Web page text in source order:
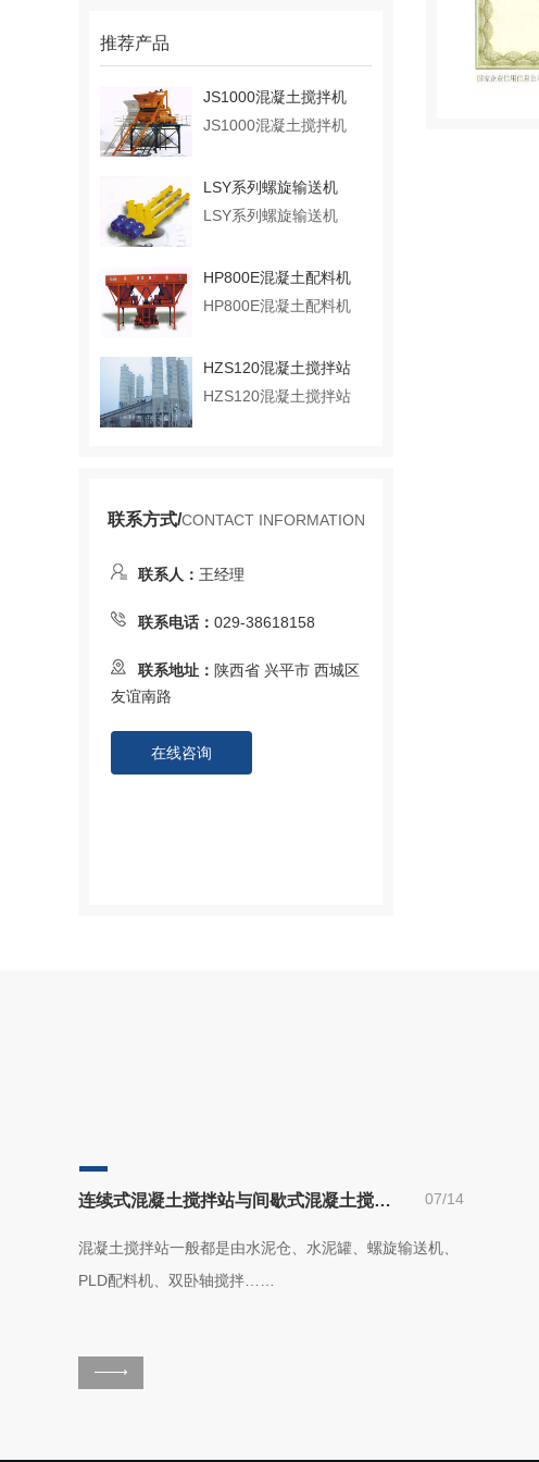
推荐产品
JS1000混凝土搅拌机
JS1000混凝土搅拌机
LSY系列螺旋输送机
LSY系列螺旋输送机
HP800E混凝土配料机
HP800E混凝土配料机
HZS120混凝土搅拌站
HZS120混凝土搅拌站
联系方式/CONTACT INFORMATION
联系人： 王经理
联系电话： 029-38618158
联系地址： 陕西省 兴平市 西城区
友谊南路
在线咨询
07/14
连续式混凝土搅拌站与间歇式混凝土搅拌站有什么区别？
混凝土搅拌站一般都是由水泥仓、水泥罐、螺旋输送机、
PLD配料机、双卧轴搅拌……